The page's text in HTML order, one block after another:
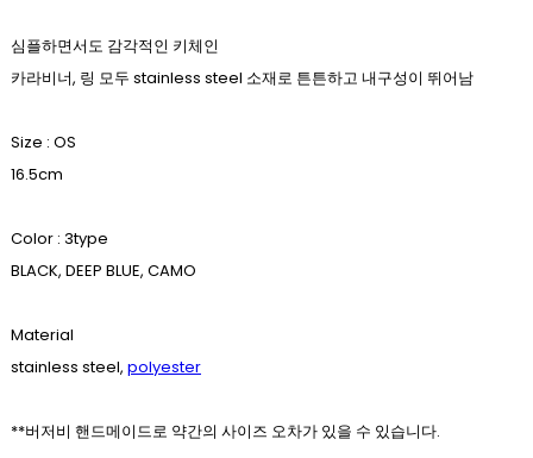
심플하면서도 감각적인 키체인
카라비너, 링 모두 stainless steel 소재로 튼튼하고 내구성이 뛰어남
Size : OS
16.5cm
Color : 3type
BLACK, DEEP BLUE, CAMO
Material
stainless steel, polyester
**버저비 핸드메이드로 약간의 사이즈 오차가 있을 수 있습니다.